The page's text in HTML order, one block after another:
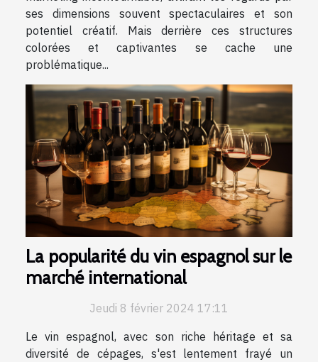
ses dimensions souvent spectaculaires et son
potentiel créatif. Mais derrière ces structures
colorées et captivantes se cache une
problématique...
La popularité du vin espagnol sur le
marché international
Jeudi 8 février 2024 17:11
Le vin espagnol, avec son riche héritage et sa
diversité de cépages, s'est lentement frayé un